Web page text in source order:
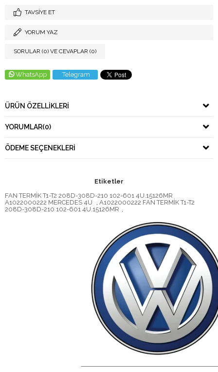
TAVSIYE ET
YORUM YAZ
SORULAR (0) VE CEVAPLAR (0)
WhatsApp Telegram
ÜRÜN ÖZELLIKLERI
YORUMLAR(0)
ÖDEME SEÇENEKLERI
Etiketler
FAN TERMİK T1-T2 208D-308D-210 102-601 4U.15126MR
A1022000222 MERCEDES 4U
, A1022000222 FAN TERMİK T1-T2
208D-308D-210 102-601 4U.15126MR ,